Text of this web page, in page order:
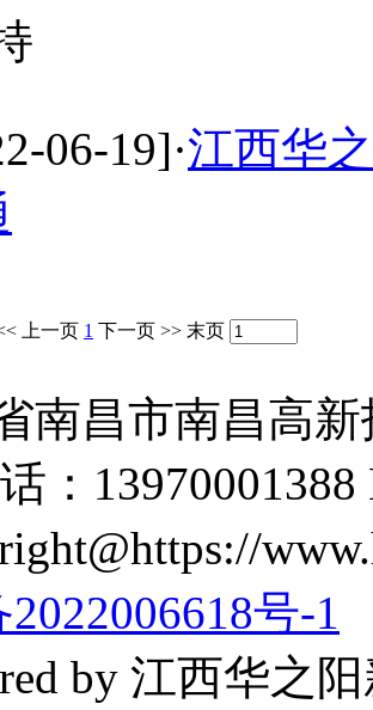
06-19]·江西华
上一页 1 下一页 >> 末页
南昌市南昌高
：13970001388
号-1
by 江西华之